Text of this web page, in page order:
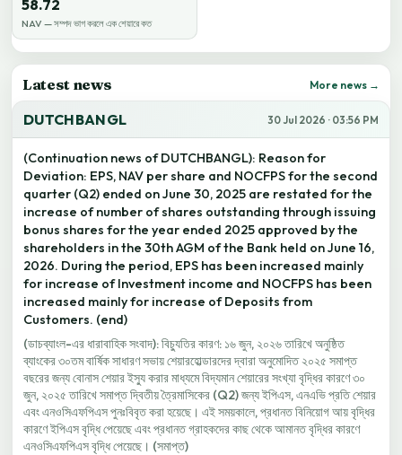
58.72
NAV — সম্পদ ভাগ করলে এক শেয়ারে কত
Latest news More news →
DUTCHBANGL 30 Jul 2026 · 03:56 PM
(Continuation news of DUTCHBANGL): Reason for
Deviation: EPS, NAV per share and NOCFPS for the second
quarter (Q2) ended on June 30, 2025 are restated for the
increase of number of shares outstanding through issuing
bonus shares for the year ended 2025 approved by the
shareholders in the 30th AGM of the Bank held on June 16,
2026. During the period, EPS has been increased mainly
for increase of Investment income and NOCFPS has been
increased mainly for increase of Deposits from
Customers. (end)
(ডাচব্যাংল-এর ধারাবাহিক সংবাদ): বিচ্যুতির কারণ: ১৬ জুন, ২০২৬ তারিখে অনুষ্ঠিত
ব্যাংকের ৩০তম বার্ষিক সাধারণ সভায় শেয়ারহোল্ডারদের দ্বারা অনুমোদিত ২০২৫ সমাপ্ত
বছরের জন্য বোনাস শেয়ার ইস্যু করার মাধ্যমে বিদ্যমান শেয়ারের সংখ্যা বৃদ্ধির কারণে ৩০
জুন, ২০২৫ তারিখে সমাপ্ত দ্বিতীয় ত্রৈমাসিকের (Q2) জন্য ইপিএস, এনএভি প্রতি শেয়ার
এবং এনওসিএফপিএস পুনঃবিবৃত করা হয়েছে। এই সময়কালে, প্রধানত বিনিয়োগ আয় বৃদ্ধির
কারণে ইপিএস বৃদ্ধি পেয়েছে এবং প্রধানত গ্রাহকদের কাছ থেকে আমানত বৃদ্ধির কারণে
এনওসিএফপিএস বৃদ্ধি পেয়েছে। (সমাপ্ত)